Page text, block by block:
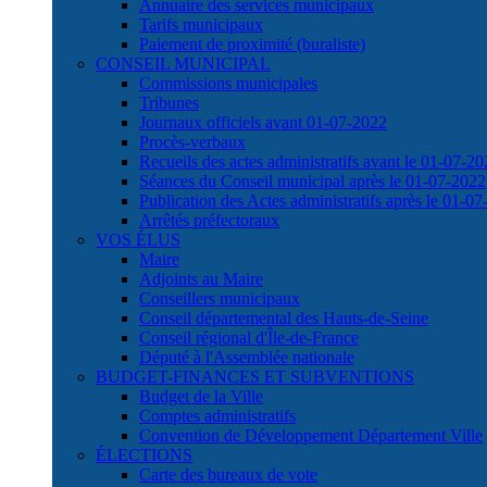
Annuaire des services municipaux
Tarifs municipaux
Paiement de proximité (buraliste)
CONSEIL MUNICIPAL
Commissions municipales
Tribunes
Journaux officiels avant 01-07-2022
Procès-verbaux
Recueils des actes administratifs avant le 01-07-
Séances du Conseil municipal après le 01-07-2022
Publication des Actes administratifs après le 01-
Arrêtés préfectoraux
VOS ÉLUS
Maire
Adjoints au Maire
Conseillers municipaux
Conseil départemental des Hauts-de-Seine
Conseil régional d'Île-de-France
Député à l'Assemblée nationale
BUDGET-FINANCES ET SUBVENTIONS
Budget de la Ville
Comptes administratifs
Convention de Développement Département Ville
ÉLECTIONS
Carte des bureaux de vote